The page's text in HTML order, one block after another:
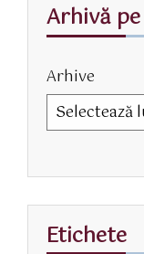
Arhivă
Arhive
Etichete